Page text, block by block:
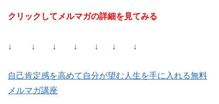
クリックしてメルマガの詳細を見てみる
↓ ↓ ↓ ↓ ↓ ↓ ↓
自己肯定感を高めて自分が望む人生を手に入れる無料
メルマガ講座